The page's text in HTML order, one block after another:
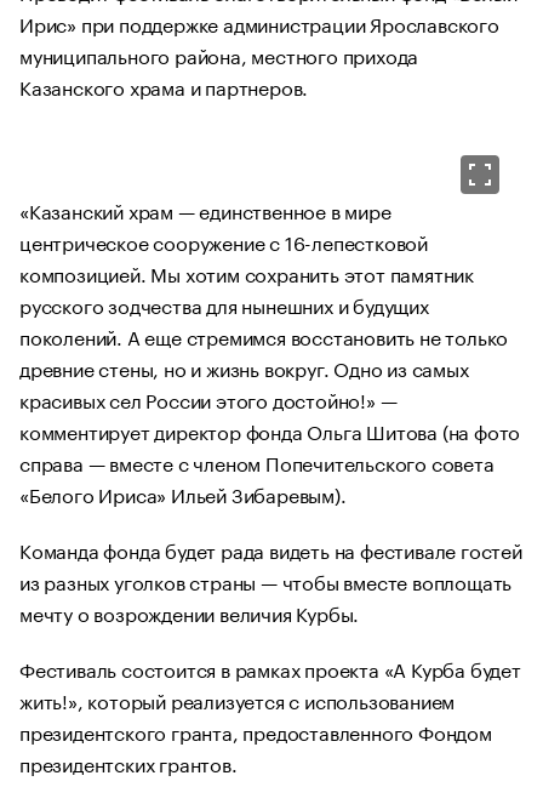
Ирис» при поддержке администрации Ярославского
муниципального района, местного прихода
Казанского храма и партнеров.
«Казанский храм — единственное в мире
центрическое сооружение с 16-лепестковой
композицией. Мы хотим сохранить этот памятник
русского зодчества для нынешних и будущих
поколений. А еще стремимся восстановить не только
древние стены, но и жизнь вокруг. Одно из самых
красивых сел России этого достойно!» —
комментирует директор фонда Ольга Шитова (на фото
справа — вместе с членом Попечительского совета
«Белого Ириса» Ильей Зибаревым).
Команда фонда будет рада видеть на фестивале гостей
из разных уголков страны — чтобы вместе воплощать
мечту о возрождении величия Курбы.
Фестиваль состоится в рамках проекта «А Курба будет
жить!», который реализуется с использованием
президентского гранта, предоставленного Фондом
президентских грантов.